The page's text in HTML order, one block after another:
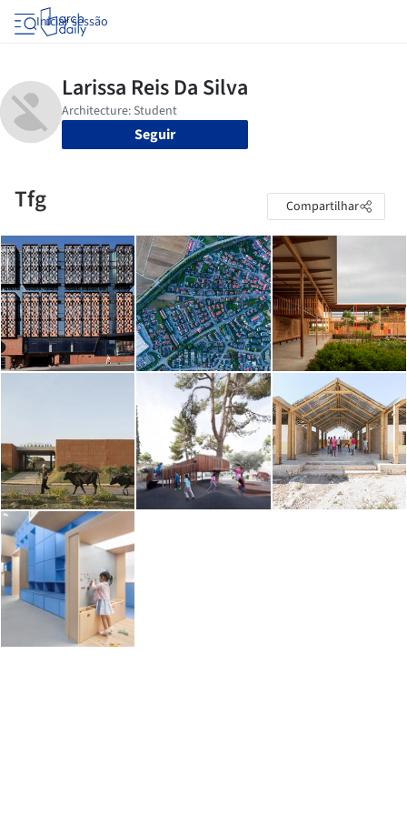
Iniciar sessão
Seguir
Tfg Compartilhar